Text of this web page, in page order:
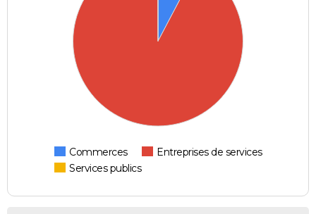
Commerces
Entreprises de services
Services publics